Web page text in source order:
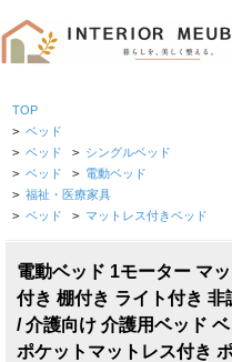
TOP
> ベッド
> ベッド > シングルベッド
> ベッド > 電動ベッド
> 福祉・医療家具
> ベッド > マットレス付きベッド
電動ベッド 1モーター マ
付き 棚付き ライト付き
/ 介護向け 介護用ベッド
ポケットマットレス付き